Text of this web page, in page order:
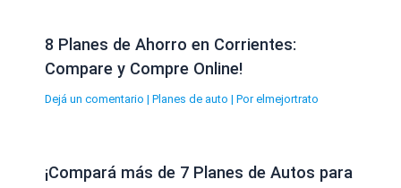
8 Planes de Ahorro en Corrientes:
Compare y Compre Online!
Dejá un comentario | Planes de auto | Por elmejortrato
¡Compará más de 7 Planes de Autos para